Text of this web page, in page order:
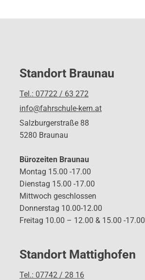
Standort Braunau
Tel.: 07722 / 63 272
info@fahrschule-kern.at
Salzburgerstraße 88
5280 Braunau
Bürozeiten Braunau
Montag 15.00 -17.00
Dienstag 15.00 -17.00
Mittwoch geschlossen
Donnerstag 10.00-12.00
Freitag 10.00 – 12.00 & 15.00 -17.00
Standort Mattighofen
Tel.: 07742 / 28 16